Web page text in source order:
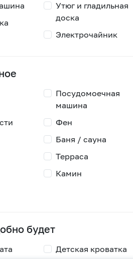
Утюг и гладильная
доска
Электрочайник
Посудомоечная
машина
Фен
Баня / сауна
Терраса
Камин
будет
Детская кроватка